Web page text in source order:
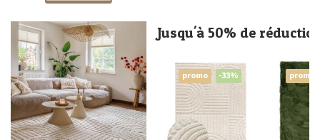
Jusqu'à 50% de
promo -33% promo